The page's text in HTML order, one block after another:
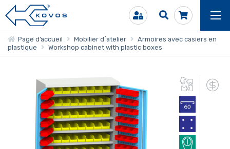
Page d’accueil Mobilier d´atelier
Armoires avec casiers en
plastique
Workshop cabinet with plastic boxes